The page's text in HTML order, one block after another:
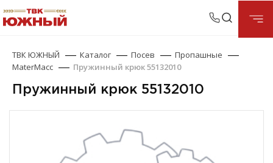
ТВК ЮЖНЫЙ Каталог Посев
Пропашные
MaterMacc
Пружинный крюк 55132010
Пружинный крюк 55132010